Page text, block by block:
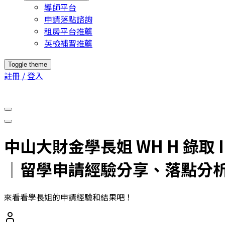
導師平台
申請落點諮詢
租房平台推薦
英檢補習推薦
Toggle theme
註冊 / 登入
中山大財金學長姐 WH H 錄
｜留學申請經驗分享、落點
來看看學長姐的申請經驗和結果吧！